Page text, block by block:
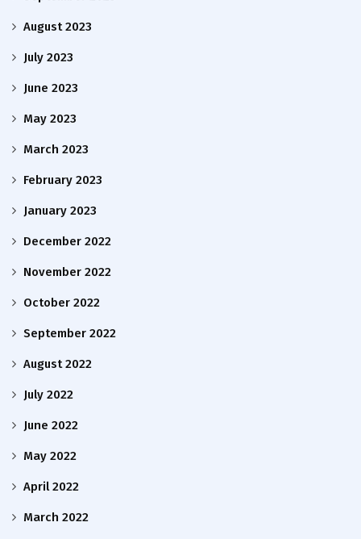
August 2023
July 2023
June 2023
May 2023
March 2023
February 2023
January 2023
December 2022
November 2022
October 2022
September 2022
August 2022
July 2022
June 2022
May 2022
April 2022
March 2022